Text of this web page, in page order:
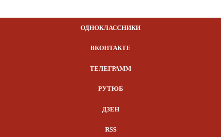
ОДНОКЛАССНИКИ
ВКОНТАКТЕ
ТЕЛЕГРАММ
РУТЮБ
ДЗЕН
RSS